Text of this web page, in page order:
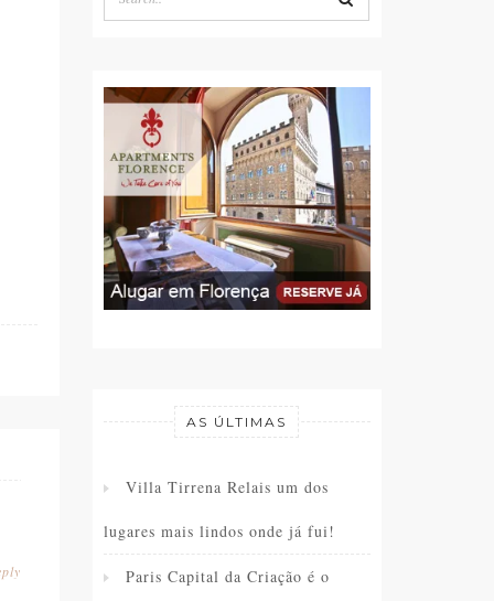
July 01, 2016
CADEMARTORI,
AS ÚLTIMAS
Villa Tirrena Relais um dos
lugares mais lindos onde já fui!
Paris Capital da Criação é o